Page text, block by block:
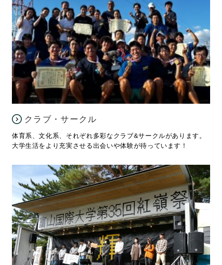
クラブ・サークル
体育系、文化系、それぞれ多彩なクラブ&サークルがあります。
大学生活をより充実させる出会いや体験が待っています！